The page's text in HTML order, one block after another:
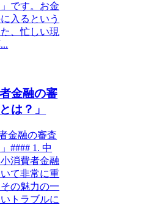
です。お金
入るという
、忙しい現
金融の審
は？」
金融の審査
#### 1. 中
消費者金融
て非常に重
の魅力の一
トラブルに